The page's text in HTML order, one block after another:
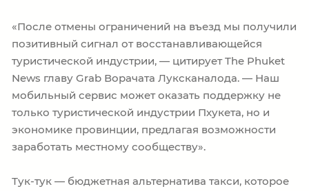
«После отмены ограничений на въезд мы получили
позитивный сигнал от восстанавливающейся
туристической индустрии, — цитирует The Phuket
News главу Grab Ворачата Луксканалода. — Наш
мобильный сервис может оказать поддержку не
только туристической индустрии Пхукета, но и
экономике провинции, предлагая возможности
заработать местному сообществу».
Тук-тук — бюджетная альтернатива такси, которое